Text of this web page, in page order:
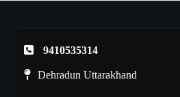
9410535314
Dehradun Uttarakhand